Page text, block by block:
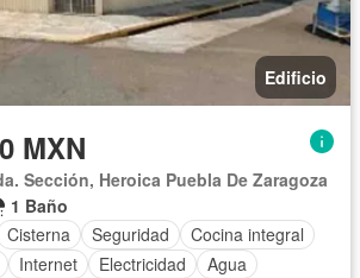
Edificio
MXN
Sección, Heroica Puebla De Zaragoza
1 Baño
Cisterna Seguridad
Cocina integral
Internet Electricidad
Agua